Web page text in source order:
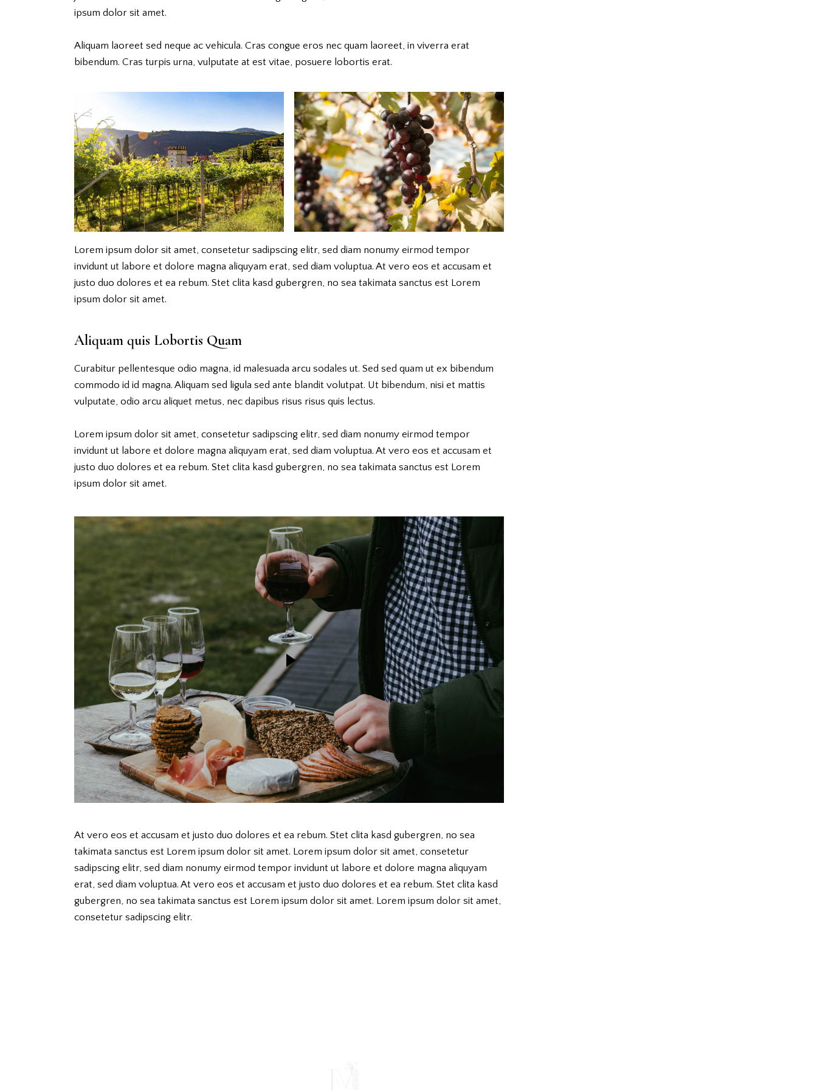
ipsum dolor sit amet.
Aliquam laoreet sed neque ac vehicula. Cras congue eros nec quam laoreet, in viverra erat
bibendum. Cras turpis urna, vulputate at est vitae, posuere lobortis erat.
Lorem ipsum dolor sit amet, consetetur sadipscing elitr, sed diam nonumy eirmod tempor
invidunt ut labore et dolore magna aliquyam erat, sed diam voluptua. At vero eos et accusam et
justo duo dolores et ea rebum. Stet clita kasd gubergren, no sea takimata sanctus est Lorem
ipsum dolor sit amet.
Aliquam quis Lobortis Quam
Curabitur pellentesque odio magna, id malesuada arcu sodales ut. Sed sed quam ut ex bibendum
commodo id id magna. Aliquam sed ligula sed ante blandit volutpat. Ut bibendum, nisi et mattis
vulputate, odio arcu aliquet metus, nec dapibus risus risus quis lectus.
Lorem ipsum dolor sit amet, consetetur sadipscing elitr, sed diam nonumy eirmod tempor
invidunt ut labore et dolore magna aliquyam erat, sed diam voluptua. At vero eos et accusam et
justo duo dolores et ea rebum. Stet clita kasd gubergren, no sea takimata sanctus est Lorem
ipsum dolor sit amet.
At vero eos et accusam et justo duo dolores et ea rebum. Stet clita kasd gubergren, no sea
takimata sanctus est Lorem ipsum dolor sit amet. Lorem ipsum dolor sit amet, consetetur
sadipscing elitr, sed diam nonumy eirmod tempor invidunt ut labore et dolore magna aliquyam
erat, sed diam voluptua. At vero eos et accusam et justo duo dolores et ea rebum. Stet clita kasd
gubergren, no sea takimata sanctus est Lorem ipsum dolor sit amet. Lorem ipsum dolor sit amet,
consetetur sadipscing elitr.